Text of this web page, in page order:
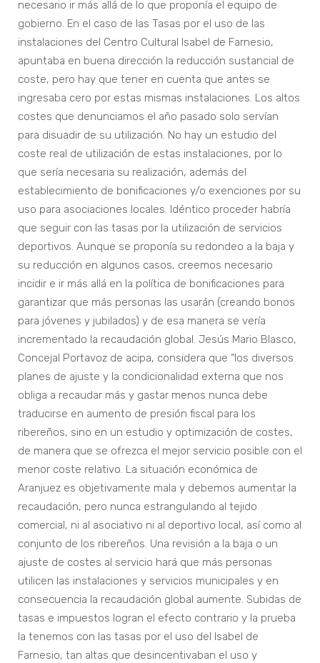
necesario ir más allá de lo que proponía el equipo de
gobierno. En el caso de las Tasas por el uso de las
instalaciones del Centro Cultural Isabel de Farnesio,
apuntaba en buena dirección la reducción sustancial de
coste, pero hay que tener en cuenta que antes se
ingresaba cero por estas mismas instalaciones. Los altos
costes que denunciamos el año pasado solo servían
para disuadir de su utilización. No hay un estudio del
coste real de utilización de estas instalaciones, por lo
que sería necesaria su realización, además del
establecimiento de bonificaciones y/o exenciones por su
uso para asociaciones locales. Idéntico proceder habría
que seguir con las tasas por la utilización de servicios
deportivos. Aunque se proponía su redondeo a la baja y
su reducción en algunos casos, creemos necesario
incidir e ir más allá en la política de bonificaciones para
garantizar que más personas las usarán (creando bonos
para jóvenes y jubilados) y de esa manera se vería
incrementado la recaudación global. Jesús Mario Blasco,
Concejal Portavoz de acipa, considera que “los diversos
planes de ajuste y la condicionalidad externa que nos
obliga a recaudar más y gastar menos nunca debe
traducirse en aumento de presión fiscal para los
ribereños, sino en un estudio y optimización de costes,
de manera que se ofrezca el mejor servicio posible con el
menor coste relativo. La situación económica de
Aranjuez es objetivamente mala y debemos aumentar la
recaudación, pero nunca estrangulando al tejido
comercial, ni al asociativo ni al deportivo local, así como al
conjunto de los ribereños. Una revisión a la baja o un
ajuste de costes al servicio hará que más personas
utilicen las instalaciones y servicios municipales y en
consecuencia la recaudación global aumente. Subidas de
tasas e impuestos logran el efecto contrario y la prueba
la tenemos con las tasas por el uso del Isabel de
Farnesio, tan altas que desincentivaban el uso y